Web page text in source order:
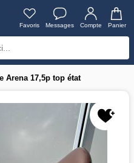
Favoris Messages Compte Panier
Arena 17,5p top état